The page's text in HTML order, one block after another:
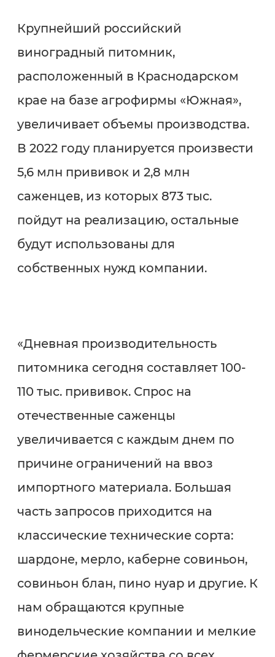
Крупнейший российский
виноградный питомник,
расположенный в Краснодарском
крае на базе агрофирмы «Южная»,
увеличивает объемы производства.
В 2022 году планируется произвести
5,6 млн прививок и 2,8 млн
саженцев, из которых 873 тыс.
пойдут на реализацию, остальные
будут использованы для
собственных нужд компании.
«Дневная производительность
питомника сегодня составляет 100-
110 тыс. прививок. Спрос на
отечественные саженцы
увеличивается с каждым днем по
причине ограничений на ввоз
импортного материала. Большая
часть запросов приходится на
классические технические сорта:
шардоне, мерло, каберне совиньон,
совиньон блан, пино нуар и другие. К
нам обращаются крупные
винодельческие компании и мелкие